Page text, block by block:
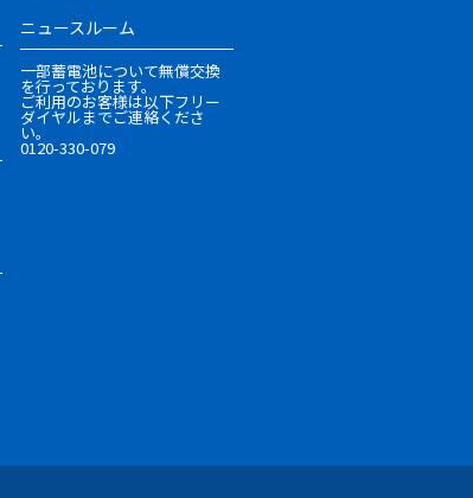
ニュースルーム
一部蓄電池について無償交換
を行っております。
ご利用のお客様は以下フリー
ダイヤルまでご連絡くださ
い。
0120-330-079